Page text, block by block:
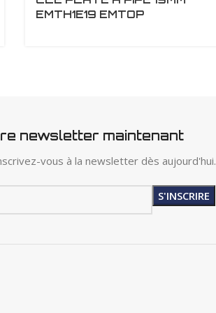
EMTH1E19 EMTOP
newsletter maintenant
vous à la newsletter dès aujourd'hui.